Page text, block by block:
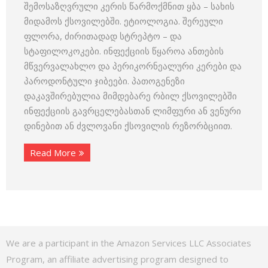
შემოსაზღვრული კერის წარმოქმნით ყბა – სახის
მიდამოს ქსოვილებში. ეტიოლოგია. შერეული
ფლორა, ძირითადად სტრეპტო – და
სტაფილოკოკები. ინფექციის წყაროა ანთების
მწვერვალახლო და პერიკორნეალური კერები და
პაროდონტული ჯიბეები. პათოგენეზი
დაკავშირებულია მიმდებარე რბილ ქსოვილებში
ინფექციის გავრცელებასთან ლიმფური ან ვენური
დინებით ან ძვლოვანი ქსოვილის რეზორბციით.
Read More
We are a participant in the Amazon Services LLC Associates
Program, an affiliate advertising program designed to